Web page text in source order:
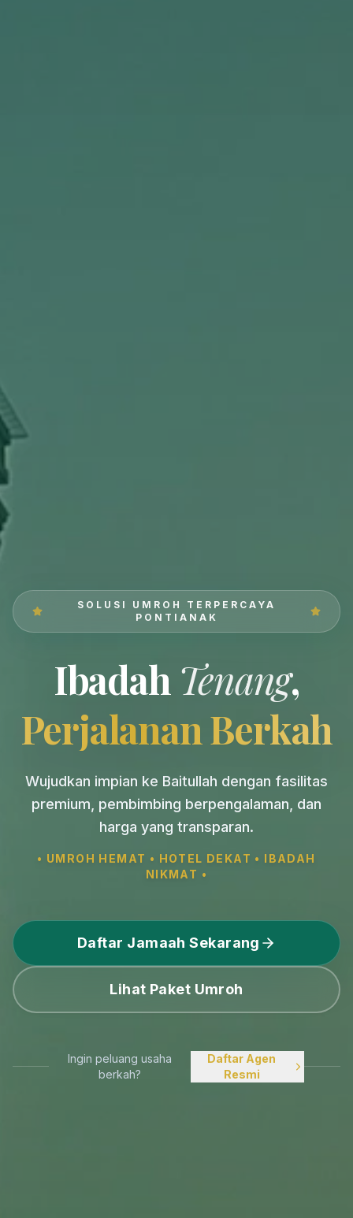
SOLUSI UMROH TERPERCAYA
PONTIANAK
Ibadah Tenang,
Perjalanan Berkah
Wujudkan impian ke Baitullah dengan fasilitas
premium, pembimbing berpengalaman, dan
harga yang transparan.
• UMROH HEMAT • HOTEL DEKAT • IBADAH
NIKMAT •
Daftar Jamaah Sekarang
Lihat Paket Umroh
Ingin peluang usaha
berkah?
Daftar Agen
Resmi